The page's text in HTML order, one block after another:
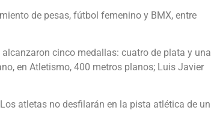
de pesas, fútbol femenino y BMX, entre
cinco medallas: cuatro de plata y una
en Atletismo, 400 metros planos; Luis Javier
atletas no desfilarán en la pista atlética de un